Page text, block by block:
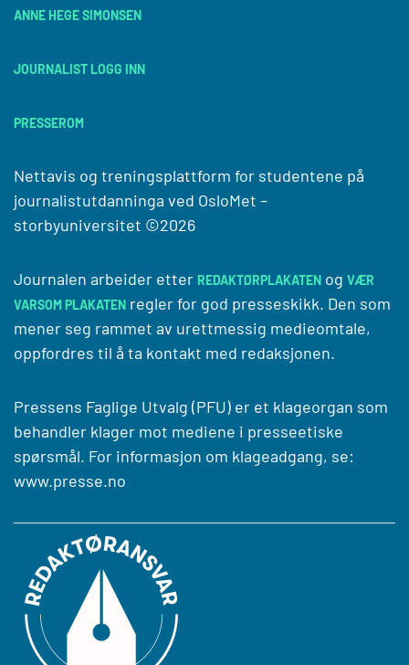
ANNE HEGE SIMONSEN
JOURNALIST LOGG INN
PRESSEROM
Nettavis og treningsplattform for studentene på
journalistutdanninga ved OsloMet –
storbyuniversitet ©2026
Journalen arbeider etter REDAKTØRPLAKATEN og VÆR
VARSOM PLAKATEN regler for god presseskikk. Den som
mener seg rammet av urettmessig medieomtale,
oppfordres til å ta kontakt med redaksjonen.
Pressens Faglige Utvalg (PFU) er et klageorgan som
behandler klager mot mediene i presseetiske
spørsmål. For informasjon om klageadgang, se:
www.presse.no